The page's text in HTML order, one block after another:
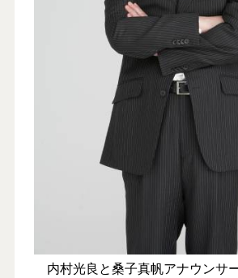
内村光良と桑子真帆アナウンサ